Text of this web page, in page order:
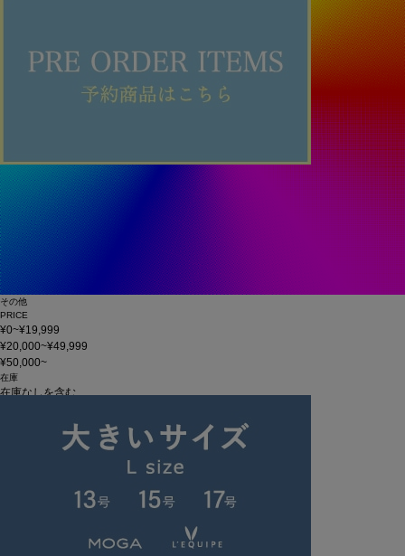
その他
PRICE
¥0~¥19,999
¥20,000~¥49,999
¥50,000~
在庫
在庫なしを含む